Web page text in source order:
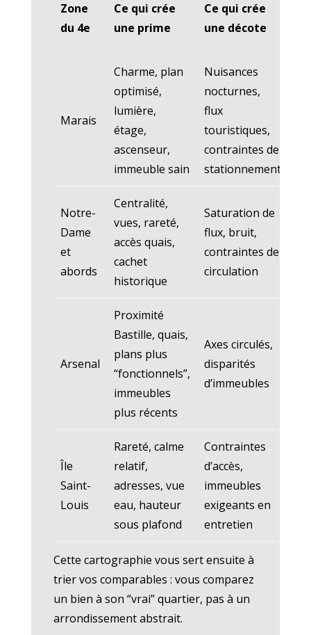
Zone
du 4e
Ce qui crée
une prime
Ce qui crée
une décote
Marais
Charme, plan
optimisé,
lumière,
étage,
ascenseur,
immeuble sain
Nuisances
nocturnes,
flux
touristiques,
contraintes de
stationnement
Notre-
Dame
et
abords
Centralité,
vues, rareté,
accès quais,
cachet
historique
Saturation de
flux, bruit,
contraintes de
circulation
Arsenal
Proximité
Bastille, quais,
plans plus
“fonctionnels”,
immeubles
plus récents
Axes circulés,
disparités
d’immeubles
Île
Saint-
Louis
Rareté, calme
relatif,
adresses, vue
eau, hauteur
sous plafond
Contraintes
d’accès,
immeubles
exigeants en
entretien
Cette cartographie vous sert ensuite à
trier vos comparables : vous comparez
un bien à son “vrai” quartier, pas à un
arrondissement abstrait.